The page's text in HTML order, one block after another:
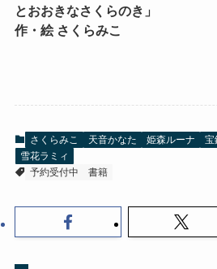
とおおきなさくらのき」
作・絵 さくらみこ
さくらみこ 天音かなた 姫森ルーナ 宝
雪花ラミィ
予約受付中
書籍